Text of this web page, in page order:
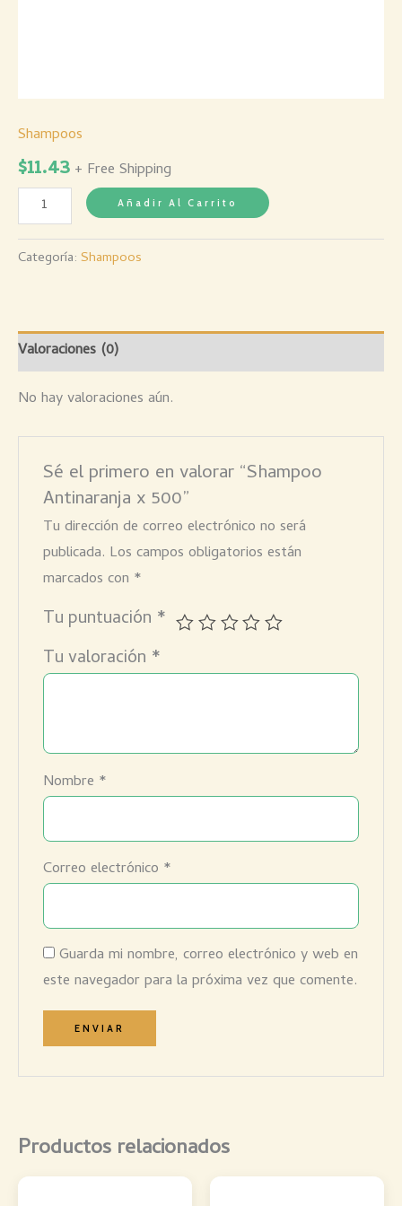
Shampoos
$11.43 + Free Shipping
Añadir Al Carrito
Categoría: Shampoos
Valoraciones (0)
No hay valoraciones aún.
Sé el primero en valorar “Shampoo
Antinaranja x 500”
Tu dirección de correo electrónico no será
publicada. Los campos obligatorios están
marcados con *
Tu puntuación *
Tu valoración *
Nombre *
Correo electrónico *
Guarda mi nombre, correo electrónico y web en
este navegador para la próxima vez que comente.
Productos relacionados